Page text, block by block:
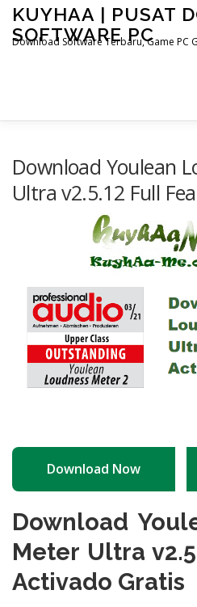
Skip
content
KUYHAA | PUSAT
SOFTWARE PC
Download Software Terbaru, Game PC
OTHER PAGES
Download Youlean
Ultra v2.5.12 Full
Download Now
Download
Meter Ultra
Activado Gratis